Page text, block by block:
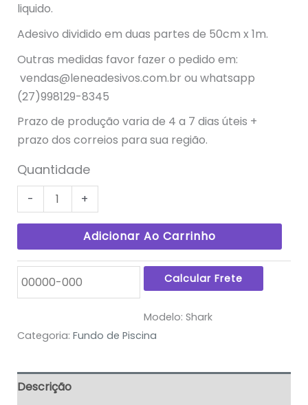
liquido.
Adesivo dividido em duas partes de 50cm x 1m.
Outras medidas favor fazer o pedido em:
vendas@leneadesivos.com.br ou whatsapp
(27)998129-8345
Prazo de produção varia de 4 a 7 dias úteis +
prazo dos correios para sua região.
Quantidade
- +
Adicionar Ao Carrinho
Modelo:Shark
Categoria: Fundo de Piscina
Descrição